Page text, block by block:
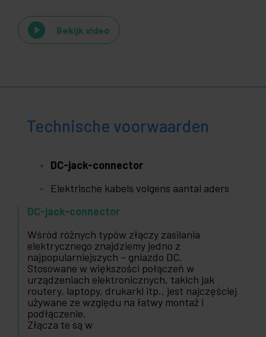
Bekijk video
Technische voorwaarden
DC-jack-connector
Elektrische kabels volgens aantal aders
DC-jack-connector
Wśród różnych typów złączy zasilania
elektrycznego znajdziemy jedno z
najpopularniejszych – gniazdo DC.
Stosowane w większości połączeń w
urządzeniach elektronicznych, takich jak
routery, laptopy, drukarki itp., jest najczęściej
używane ze względu na łatwy montaż i
podłączenie.
Złącza te są w